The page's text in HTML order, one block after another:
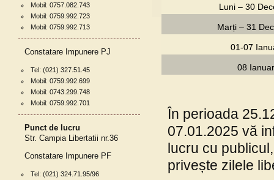
Mobil: 0757.082.743
Mobil: 0759.992.723
Mobil: 0759.992.713
Constatare Impunere PJ
Tel: (021) 327.51.45
Mobil: 0759.992.699
Mobil: 0743.299.748
Mobil: 0759.992.701
Punct de lucru
Str. Campia Libertatii nr.36
Constatare Impunere PF
Tel: (021) 324.71.95/96
Luni – 30
Marți – 31
01-07
08
În perioada
07.01.2025 vă
lucru cu
privește zilele